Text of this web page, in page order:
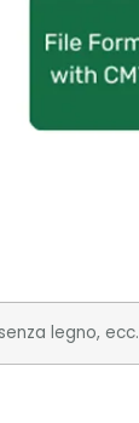
legno, ecc.